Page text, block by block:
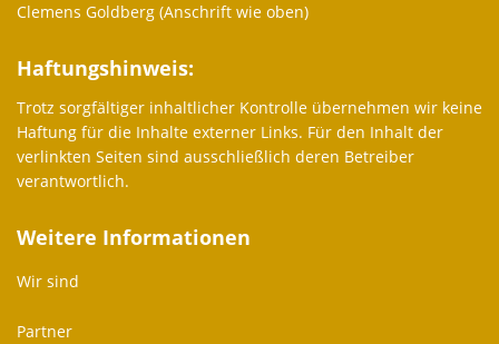
Clemens Goldberg (Anschrift wie oben)
Haftungshinweis:
Trotz sorgfältiger inhaltlicher Kontrolle übernehmen wir keine
Haftung für die Inhalte externer Links. Für den Inhalt der
verlinkten Seiten sind ausschließlich deren Betreiber
verantwortlich.
Weitere Informationen
Wir sind
Partner